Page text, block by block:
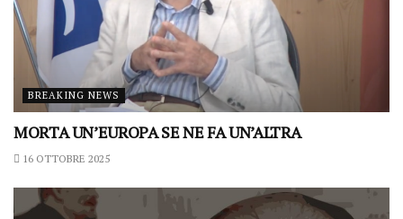
BREAKING NEWS
MORTA UN’EUROPA SE NE FA UN’ALTRA
16 OTTOBRE 2025